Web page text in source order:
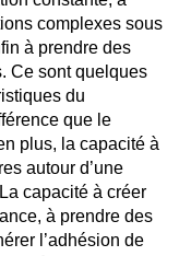
complexes sous
à prendre des
Ce sont quelques
du
que le
plus, la capacité à
autour d’une
capacité à créer
à prendre des
l’adhésion de